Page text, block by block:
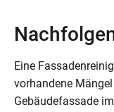
Eine
vorhandene
Gebäudefassade